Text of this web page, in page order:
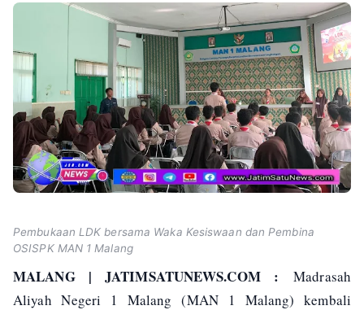
Pembukaan LDK bersama Waka Kesiswaan dan Pembina
OSISPK MAN 1 Malang
MALANG | JATIMSATUNEWS.COM :Madrasah
Aliyah Negeri 1 Malang (MAN 1 Malang) kembali